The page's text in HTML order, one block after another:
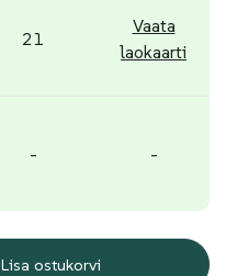
21
Vaata
laokaarti
- -
Lisa ostukorvi